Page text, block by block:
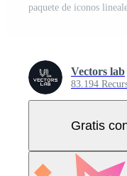
paquete de iconos
Vectors lab
83.194
Gratis